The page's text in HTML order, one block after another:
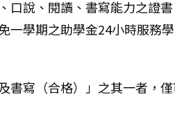
說、閱讀、書寫能力之證
學期之助學金24小時服務
寫（合格）」之其一者，